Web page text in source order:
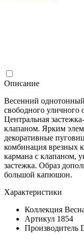
Описание
Весенний
свободного уличного
Центральная
клапаном. Ярким
декоративные
комбинация врезных
кармана с клапаном,
застежка. Образ
большой капюшон.
Характеристики
Коллекция
Артикул 1854
Производитель